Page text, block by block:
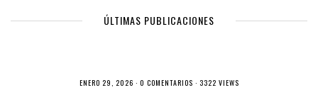
ÚLTIMAS PUBLICACIONES
ENERO 29, 2026 · 0 COMENTARIOS · 3322 VIEWS